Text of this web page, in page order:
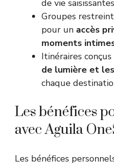
de vie saisissantes
Groupes
pour un accès
moments
Itinéraires
de lumière et
chaque
Les bénéfices
avec Aguila
Les bénéfices